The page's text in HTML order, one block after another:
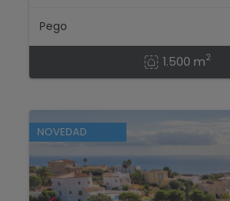
Pego
1.500 m2
NOVEDAD